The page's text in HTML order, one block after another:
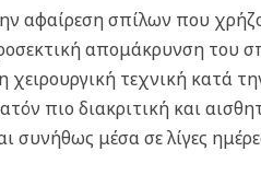
αφαίρεση σπίλων που
απομάκρυνση του
τεχνική κατά
πιο διακριτική και
μέσα σε λίγες